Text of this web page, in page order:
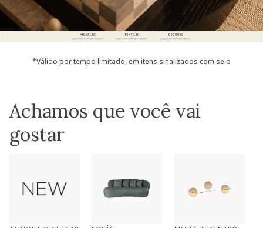
*Válido por tempo limitado, em itens sinalizados com selo
Achamos que você vai
gostar